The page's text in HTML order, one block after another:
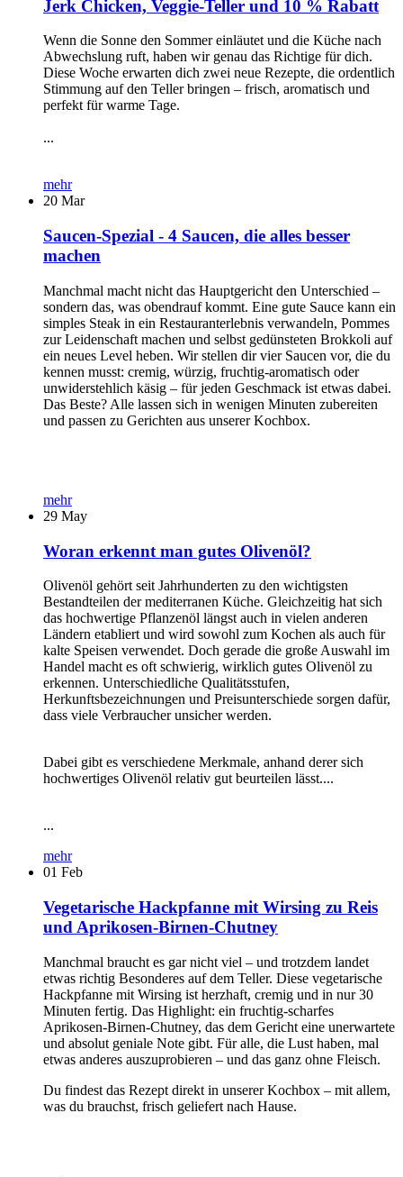
Jerk Chicken, Veggie-Teller und 10 % Rabatt
Wenn die Sonne den Sommer einläutet und die Küche nach
Abwechslung ruft, haben wir genau das Richtige für dich.
Diese Woche erwarten dich zwei neue Rezepte, die ordentlich
Stimmung auf den Teller bringen – frisch, aromatisch und
perfekt für warme Tage.
...
mehr
20 Mar
Saucen-Spezial - 4 Saucen, die alles besser
machen
Manchmal macht nicht das Hauptgericht den Unterschied –
sondern das, was obendrauf kommt. Eine gute Sauce kann ein
simples Steak in ein Restauranterlebnis verwandeln, Pommes
zur Leidenschaft machen und selbst gedünsteten Brokkoli auf
ein neues Level heben. Wir stellen dir vier Saucen vor, die du
kennen musst: cremig, würzig, fruchtig-aromatisch oder
unwiderstehlich käsig – für jeden Geschmack ist etwas dabei.
Das Beste? Alle lassen sich in wenigen Minuten zubereiten
und passen zu Gerichten aus unserer Kochbox.
mehr
29 May
Woran erkennt man gutes Olivenöl?
Olivenöl gehört seit Jahrhunderten zu den wichtigsten
Bestandteilen der mediterranen Küche. Gleichzeitig hat sich
das hochwertige Pflanzenöl längst auch in vielen anderen
Ländern etabliert und wird sowohl zum Kochen als auch für
kalte Speisen verwendet. Doch gerade die große Auswahl im
Handel macht es oft schwierig, wirklich gutes Olivenöl zu
erkennen. Unterschiedliche Qualitätsstufen,
Herkunftsbezeichnungen und Preisunterschiede sorgen dafür,
dass viele Verbraucher unsicher werden.
Dabei gibt es verschiedene Merkmale, anhand derer sich
hochwertiges Olivenöl relativ gut beurteilen lässt....
...
mehr
01 Feb
Vegetarische Hackpfanne mit Wirsing zu Reis
und Aprikosen-Birnen-Chutney
Manchmal braucht es gar nicht viel – und trotzdem landet
etwas richtig Besonderes auf dem Teller. Diese vegetarische
Hackpfanne mit Wirsing ist herzhaft, cremig und in nur 30
Minuten fertig. Das Highlight: ein fruchtig-scharfes
Aprikosen-Birnen-Chutney, das dem Gericht eine unerwartete
und absolut geniale Note gibt. Für alle, die Lust haben, mal
etwas anderes auszuprobieren – und das ganz ohne Fleisch.
Du findest das Rezept direkt in unserer Kochbox – mit allem,
was du brauchst, frisch geliefert nach Hause.